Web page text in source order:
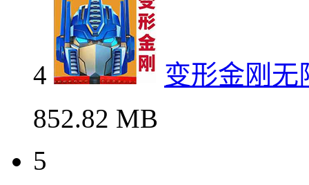
1.62 GB
4
变形金刚无限资源全